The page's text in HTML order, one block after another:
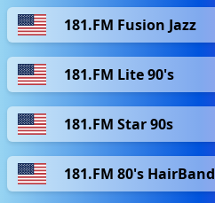
181.FM Fusion Jazz
181.FM Lite 90's
181.FM Star 90s
181.FM 80's HairBand